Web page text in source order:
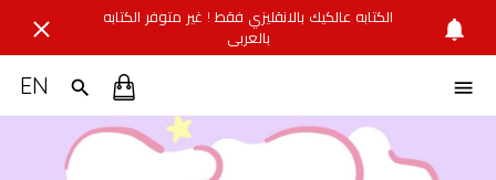
الكتابه عالكيك بالانقليزي فقط ! غير متوفر الكتابه
بالعربي
EN